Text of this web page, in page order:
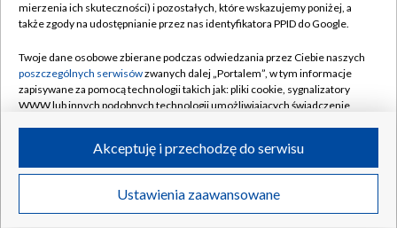
Naziemna Telewizja Cyfrowa
Rada Programowa
System NOS
Informacje o nadawcy
Program dla prasy
Ogłoszenie przetargowe
Pomoc
Kontakt
Kanały
©2026 Telewizja Polska S.A. w likwidacji
mierzenia ich skuteczności) i pozostałych, które wskazujemy poniżej, a
także zgody na udostępnianie przez nas identyfikatora PPID do Google.
Twoje dane osobowe zbierane podczas odwiedzania przez Ciebie naszych
poszczególnych serwisówzwanych dalej „Portalem”, w tym informacje
zapisywane za pomocą technologii takich jak: pliki cookie, sygnalizatory
WWW lub innych podobnych technologii umożliwiających świadczenie
ruchu w Internecie.
Twoje dane osobowe zbierane podczas odwiedzania przez Ciebie
poszczególnych serwisówna Portalu, takie jak adresy IP, identyfikatory
Ustawienia zaawansowane
Akceptuję i przechodzę do serwisu